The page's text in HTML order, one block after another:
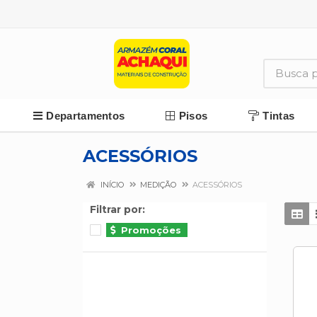
Departamentos Pisos Tintas
ACESSÓRIOS
INÍCIO MEDIÇÃO ACESSÓRIOS
Filtrar por:
Promoções